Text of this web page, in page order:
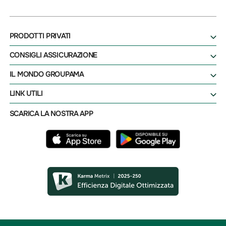
PRODOTTI PRIVATI
CONSIGLI ASSICURAZIONE
IL MONDO GROUPAMA
LINK UTILI
SCARICA LA NOSTRA APP